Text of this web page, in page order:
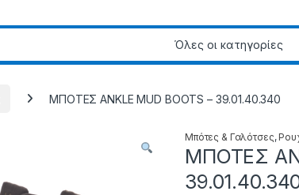
ΜΠΟΤΕΣ ANKLE MUD BOOTS – 39.01.40.340
Μπότες & Γαλότσες,
ΜΠΟΤΕΣ